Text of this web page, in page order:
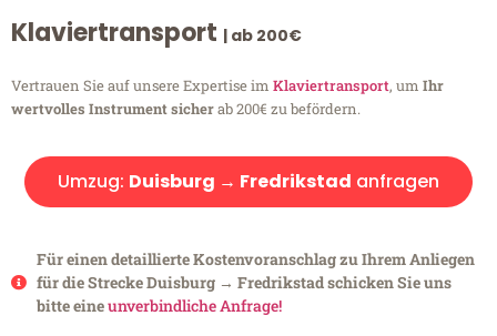
Klaviertransport | ab 200€
Vertrauen Sie auf unsere Expertise im Klaviertransport, um Ihr
wertvolles Instrument sicherab 200€ zu befördern.
Umzug: Duisburg → Fredrikstad anfragen
Für einen detaillierte Kostenvoranschlag zu Ihrem Anliegen
für die Strecke Duisburg → Fredrikstad schicken Sie uns
bitte eineunverbindliche Anfrage!